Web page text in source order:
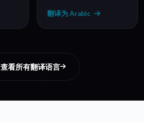
翻译为 Arabic
查看所有翻译语言